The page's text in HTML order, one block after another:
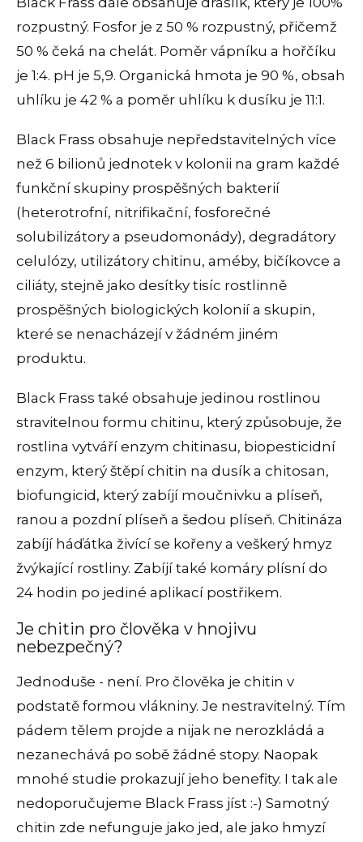
rozpustný. Fosfor je z 50 % rozpustný, přičemž
50 % čeká na chelát. Poměr vápníku a hořčíku
je 1:4. pH je 5,9. Organická hmota je 90 %, obsah
uhlíku je 42 % a poměr uhlíku k dusíku je 11:1.
Black Frass obsahuje nepředstavitelných více
než 6 bilionů jednotek v kolonii na gram každé
funkční skupiny prospěšných bakterií
(heterotrofní, nitrifikační, fosforečné
solubilizátory a pseudomonády), degradátory
celulózy, utilizátory chitinu, améby, bičíkovce a
ciliáty, stejně jako desítky tisíc rostlinně
prospěšných biologických kolonií a skupin,
které se nenacházejí v žádném jiném
produktu.
Black Frass také obsahuje jedinou rostlinou
stravitelnou formu chitinu, který způsobuje, že
rostlina vytváří enzym chitinasu, biopesticidní
enzym, který štěpí chitin na dusík a chitosan,
biofungicid, který zabíjí moučnivku a plíseň,
ranou a pozdní plíseň a šedou plíseň. Chitináza
zabíjí háďátka živící se kořeny a veškerý hmyz
žvýkající rostliny. Zabíjí také komáry plísní do
24 hodin po jediné aplikací postřikem.
Je chitin pro člověka v hnojivu
nebezpečný?
Jednoduše - není. Pro člověka je chitin v
podstatě formou vlákniny. Je nestravitelný. Tím
pádem tělem projde a nijak ne nerozkládá a
nezanechává po sobě žádné stopy. Naopak
mnohé studie prokazují jeho benefity. I tak ale
nedoporučujeme Black Frass jíst :-) Samotný
chitin zde nefunguje jako jed, ale jako hmyzí